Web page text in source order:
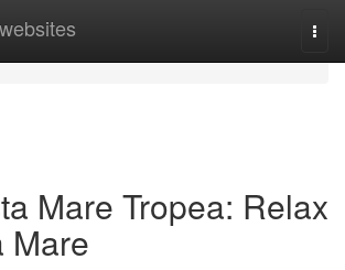
Mare Tropea: Relax
Mare